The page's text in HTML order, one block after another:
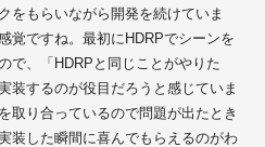
をもらいながら開発を続けていま
覚ですね。最初にHDRPでシーンを
で、「HDRPと同じことがやりた
装するのが役目だろうと感じていま
取り合っているので問題が出たとき
装した瞬間に喜んでもらえるのがわ